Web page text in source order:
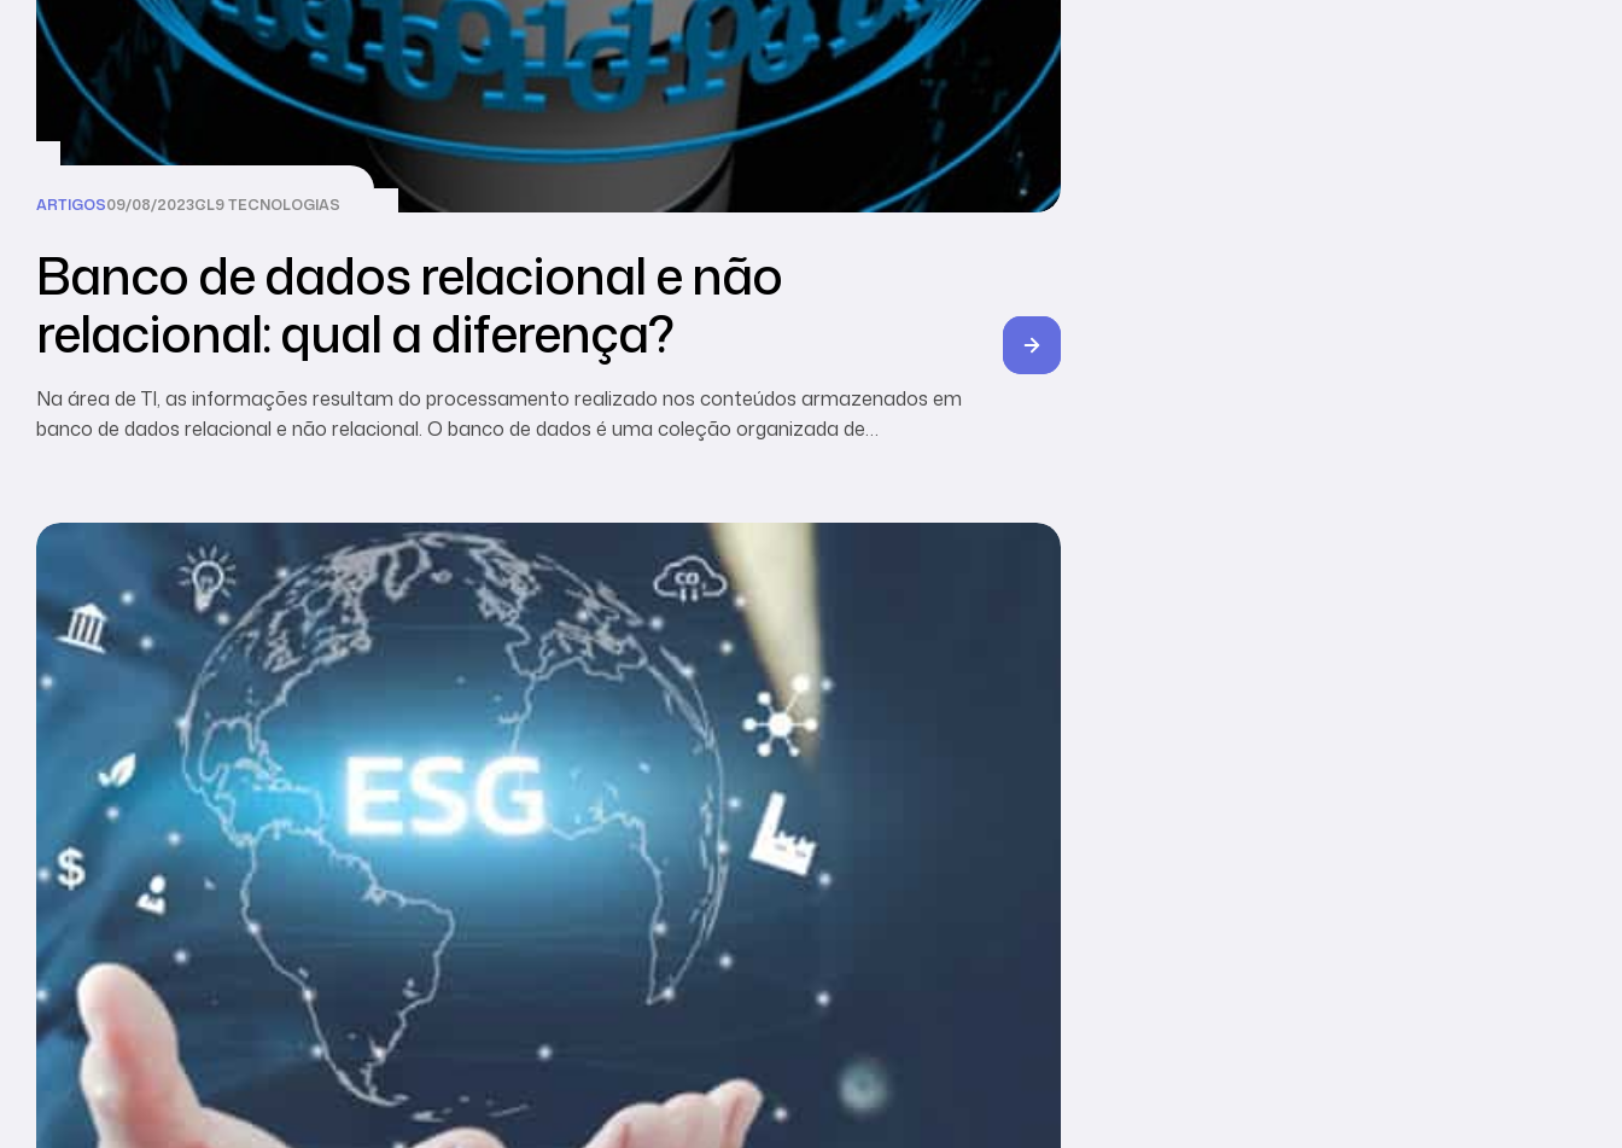
ARTIGOS09/08/2023CL9 TECNOLOGIAS
Banco de dados relacional e não
relacional: qual a diferença?
Na área de TI, as informações resultam do processamento realizado nos conteúdos armazenados em
banco de dados relacional e não relacional. O banco de dados é uma coleção organizada de